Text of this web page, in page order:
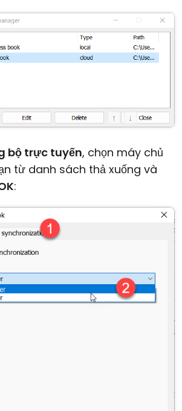
bộ trực tuyến, chọn máy chủ
từ danh sách thả xuống và
: